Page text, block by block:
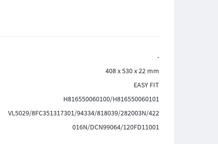
-
408 x 530 x 22 mm
EASY FIT
H816550060100/H816550060101
VL5029/8FC351317301/94334/818039/282003N/422
016N/DCN99064/120FD11001